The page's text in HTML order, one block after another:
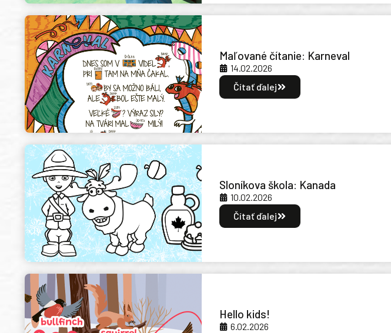
Maľované čítanie: Karneval
14.02.2026
Čítať ďalej
Sloníkova škola: Kanada
10.02.2026
Čítať ďalej
Hello kids!
6.02.2026